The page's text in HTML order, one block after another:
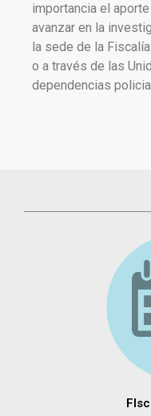
importancia el
avanzar en la
la sede de la
o a través de las
dependencias